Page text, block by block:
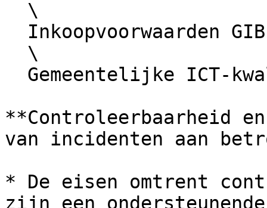
**Controleerbaarheid
van incidenten aan
* De eisen omtrent
zijn een